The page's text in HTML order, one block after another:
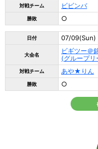
対戦チーム ビビンバ
勝敗 ○
日付 07/09(Sun)
大会名
ビギツー＠
(グループリ
対戦チーム あや★りん
勝敗 ○